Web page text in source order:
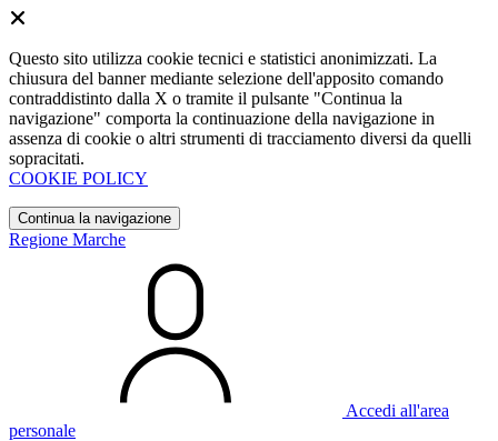
Questo sito utilizza cookie tecnici e statistici anonimizzati. La
chiusura del banner mediante selezione dell'apposito comando
contraddistinto dalla X o tramite il pulsante "Continua la
navigazione" comporta la continuazione della navigazione in
assenza di cookie o altri strumenti di tracciamento diversi da quelli
sopracitati.
COOKIE POLICY
Continua la navigazione
Regione Marche
Accedi all'area
personale